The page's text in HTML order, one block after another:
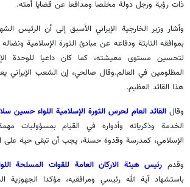
ذات رؤية ورجل دولة مخلصا ومدافعا عن قضايا أمته.
وأشار وزير الخارجية الإيراني الأسبق إلى أن الرئيس
بموافقه الثابتة ودفاعه عن مبادئ الثورة الإسلامية
لتحسين مستوى معيشته، كما كان داعيا للوحدة
المظلومين في العالم.وقال صالحي، إن الشعب الإيراني
هذا القائد العظيم.
وقال القائد العام لحرس الثورة الإسلامية اللواء حسين
الخدمة وذكرياته وأدواره في القيام بمسؤوليات
الإسلامي، كمدرسة وقدوة حسنة، يجب أن تبقى حية على
وقدم رئيس هيئة الاركان العامة للقوات المسلحة
باستشهاد آية الله رئيسي ومرافقيه، مؤكدا الجهوزية